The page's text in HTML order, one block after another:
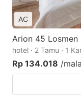
AC
Arion 45 Losmen
hotel · 2 Tamu · 1
Rp 134.018 /